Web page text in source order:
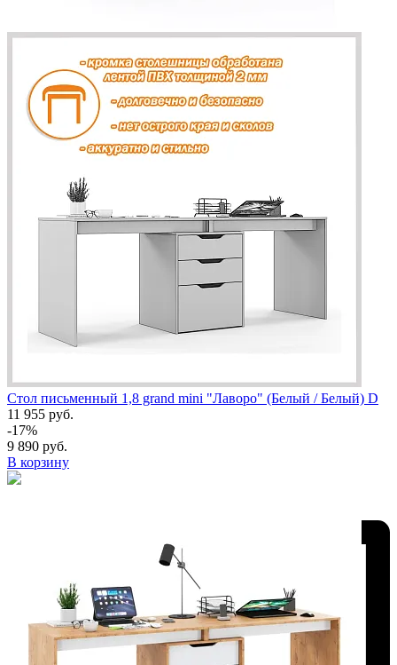
Стол письменный 1,8 grand mini "Лаворо" (Белый / Белый) D
11 955 руб.
-17%
9 890 руб.
В корзину